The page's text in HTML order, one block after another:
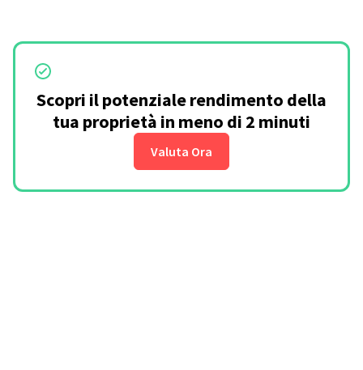
Scopri il potenziale rendimento della
tua proprietà in meno di 2 minuti
Valuta Ora